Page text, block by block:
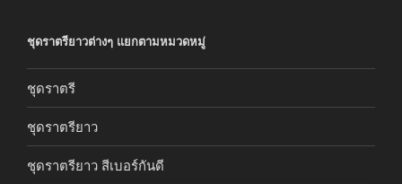
ชุดราตรียาวต่างๆ แยกตามหมวดหมู่
ชุดราตรี
ชุดราตรียาว
ชุดราตรียาว สีเบอร์กันดี